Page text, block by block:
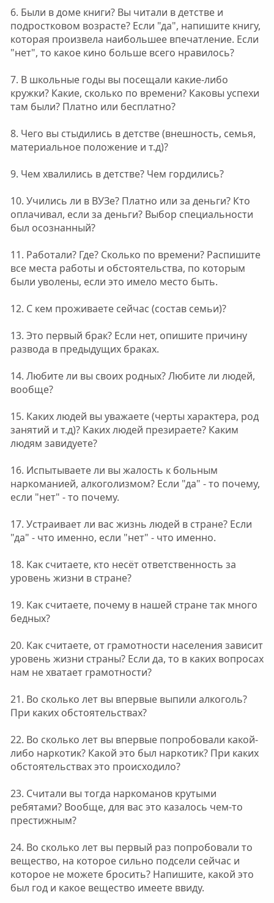
6. Были в доме книги? Вы читали в детстве и
подростковом возрасте? Если "да", напишите книгу,
которая произвела наибольшее впечатление. Если
"нет", то какое кино больше всего нравилось?
7. В школьные годы вы посещали какие-либо
кружки? Какие, сколько по времени? Каковы успехи
там были? Платно или бесплатно?
8. Чего вы стыдились в детстве (внешность, семья,
материальное положение и т.д)?
9. Чем хвалились в детстве? Чем гордились?
10. Учились ли в ВУЗе? Платно или за деньги? Кто
оплачивал, если за деньги? Выбор специальности
был осознанный?
11. Работали? Где? Сколько по времени? Распишите
все места работы и обстоятельства, по которым
были уволены, если это имело место быть.
12. С кем проживаете сейчас (состав семьи)?
13. Это первый брак? Если нет, опишите причину
развода в предыдущих браках.
14. Любите ли вы своих родных? Любите ли людей,
вообще?
15. Каких людей вы уважаете (черты характера, род
занятий и т.д)? Каких людей презираете? Каким
людям завидуете?
16. Испытываете ли вы жалость к больным
наркоманией, алкоголизмом? Если "да" - то почему,
если "нет" - то почему.
17. Устраивает ли вас жизнь людей в стране? Если
"да" - что именно, если "нет" - что именно.
18. Как считаете, кто несёт ответственность за
уровень жизни в стране?
19. Как считаете, почему в нашей стране так много
бедных?
20. Как считаете, от грамотности населения зависит
уровень жизни страны? Если да, то в каких вопросах
нам не хватает грамотности?
21. Во сколько лет вы впервые выпили алкоголь?
При каких обстоятельствах?
22. Во сколько лет вы впервые попробовали какой-
либо наркотик? Какой это был наркотик? При каких
обстоятельствах это происходило?
23. Считали вы тогда наркоманов крутыми
ребятами? Вообще, для вас это казалось чем-то
престижным?
24. Во сколько лет вы первый раз попробовали то
вещество, на которое сильно подсели сейчас и
которое не можете бросить? Напишите, какой это
был год и какое вещество имеете ввиду.